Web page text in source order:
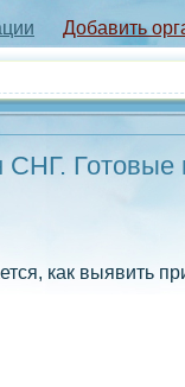
Добавить
СНГ. Готовые
как выявить